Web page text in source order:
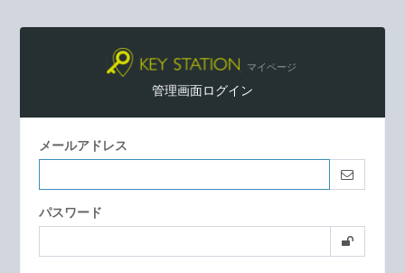
管理画面ログイン
メールアドレス
パスワード